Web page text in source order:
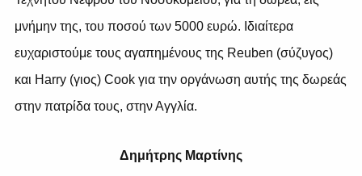
μνήμην της, του ποσού των 5000 ευρώ. Ιδιαίτερα
ευχαριστούμε τους αγαπημένους της Reuben (σύζυγος)
και Harry(γιος) Cookγια την οργάνωση αυτής της δωρεάς
στην πατρίδα τους, στην Αγγλία.
Δημήτρης Μαρτίνης